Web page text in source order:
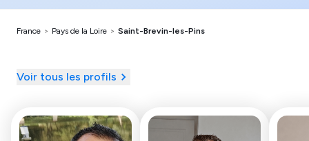
France > Pays de la Loire > Saint-Brevin-les-Pins
Voir tous les profils